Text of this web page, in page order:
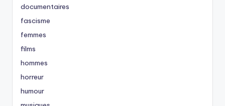
documentaires
fascisme
femmes
films
hommes
horreur
humour